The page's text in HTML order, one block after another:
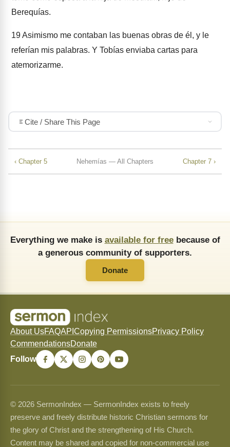
Berequías.
19Asimismo me contaban las buenas obras de él, y le
referían mis palabras. Y Tobías enviaba cartas para
atemorizarme.
Cite / Share This Page
‹ Chapter 5 Nehemías — All Chapters Chapter 7 ›
Everything we make is available for freebecause of
a generous community of supporters.
Donate
About UsFAQAPI Copying PermissionsPrivacy Policy
CommendationsDonate
Follow
© 2026 SermonIndex — SermonIndex exists to freely
preserve and freely distribute historic Christian sermons for
the glory of Christ and the strengthening of His Church.
Content may be shared and copied for non-commercial use